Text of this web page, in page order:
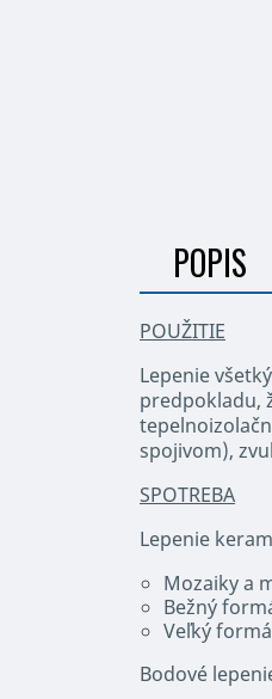
POPIS
POUŽITIE
Lepenie
predpokladu,
spojivom),
SPOTREBA
Lepenie
Mozaiky a
Bežný
Veľký
Bodové